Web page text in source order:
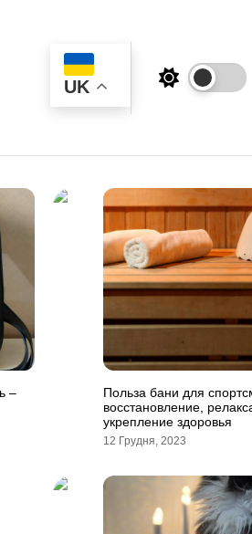
UK
–
Польза бани для
восстановление,
укрепление здоровья
12 Грудня, 2023